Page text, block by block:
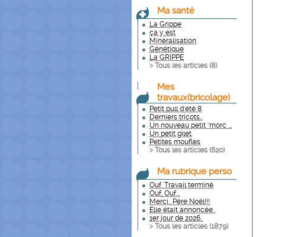
Ma santé
La Grippe
ça y est
Minéralisation
Génétique
La GRIPPE
> Tous les articles (8)
Mes
travaux(bricolage)
Petit pull d'été 8
Derniers tricots..
Un nouveau petit "morc ...
Un petit gilet
Petites moufles
> Tous les articles (620)
Ma rubrique perso
Ouf. Travail terminé
Ouf, Ouf...
Merci.. Père Noël!!!
Elle était annoncée..
1er jour de 2026..
> Tous les articles (1879)